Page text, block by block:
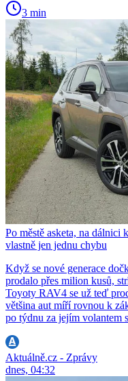
3 min
Po městě asketa, na
vlastně jen jednu chybu
Když se nové generace
prodalo přes milion kusů,
Toyoty RAV4 se už teď
většina aut míří rovnou k
po týdnu za jejím volantem
Aktuálně.cz - Zprávy
dnes, 04:32